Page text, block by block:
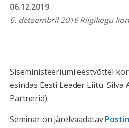
06.12.2019
6. detsembril 2019 Riigikogu
Siseministeeriumi eestvõttel
esindas Eesti Leader Liitu Silva
Partnerid).
Seminar on järelvaadatav